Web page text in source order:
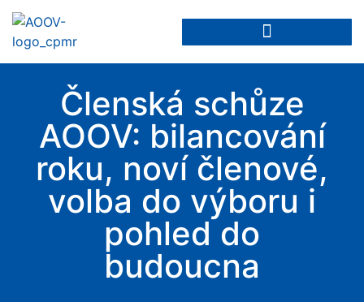
Členská schůze
AOOV: bilancování
roku, noví členové,
volba do výboru i
pohled do
budoucna